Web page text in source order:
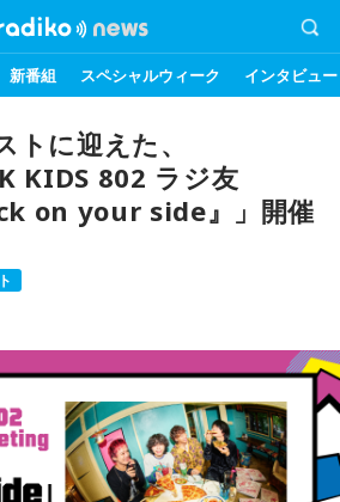
新番組 スペシャルウィーク インタビュー
トに迎えた、
KIDS 802 ラジ友
on your side』」開催